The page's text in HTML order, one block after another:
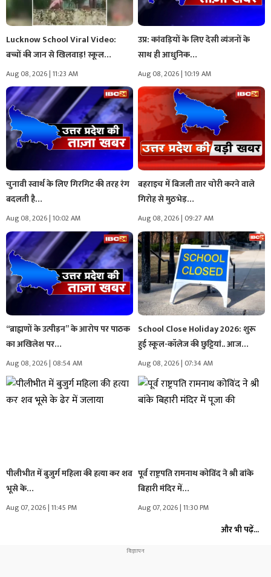
Lucknow School Viral Video:
बच्चों की जान से खिलवाड़! स्कूल…
Aug 08, 2026 | 11:23 AM
उप्र: कांवड़ियों के लिए देसी व्यंजनों के
साथ ही आधुनिक…
Aug 08, 2026 | 10:19 AM
चुनावी स्वार्थ के लिए गिरगिट की तरह रंग
बदलती है…
Aug 08, 2026 | 10:02 AM
बहराइच में बिजली तार चोरी करने वाले
गिरोह से मुठभेड़…
Aug 08, 2026 | 09:27 AM
‘‘ब्राह्मणों के उत्पीड़न’’ के आरोप पर पाठक
का अखिलेश पर…
Aug 08, 2026 | 08:54 AM
School Close Holiday 2026: शुरू
हुई स्कूल-कॉलेज की छुट्टियां.. आज…
Aug 08, 2026 | 07:34 AM
पीलीभीत में बुजुर्ग महिला की हत्या कर शव
भूसे के…
Aug 07, 2026 | 11:45 PM
पूर्व राष्ट्रपति रामनाथ कोविंद ने श्री बांके
बिहारी मंदिर में…
Aug 07, 2026 | 11:30 PM
और भी पढ़ें...